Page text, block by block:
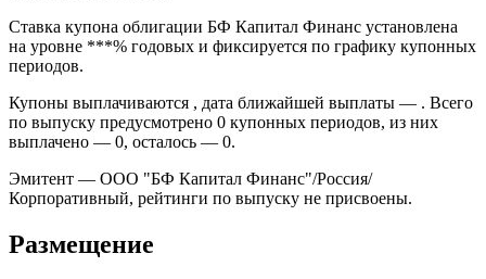
Ставка купона облигации БФ Капитал Финанс установлена
на уровне ***% годовых и фиксируется по графику купонных
периодов.
Купоны выплачиваются , дата ближайшей выплаты — . Всего
по выпуску предусмотрено 0 купонных периодов, из них
выплачено — 0, осталось — 0.
Эмитент — ООО "БФ Капитал Финанс"/Россия/
Корпоративный, рейтинги по выпуску не присвоены.
Размещение